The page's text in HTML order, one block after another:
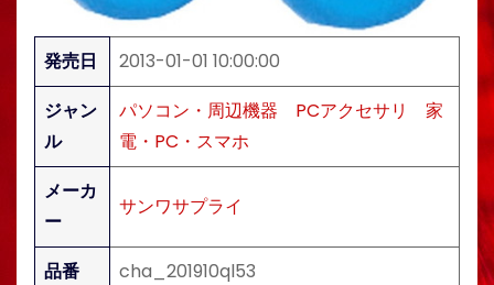
発売日
2013-01-01 10:00:00
ジャン
ル
パソコン・周辺機器 PCアクセサリ
家
電・PC・スマホ
メーカ
ー
サンワサプライ
品番
cha_201910ql53